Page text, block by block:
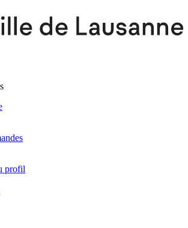
profil